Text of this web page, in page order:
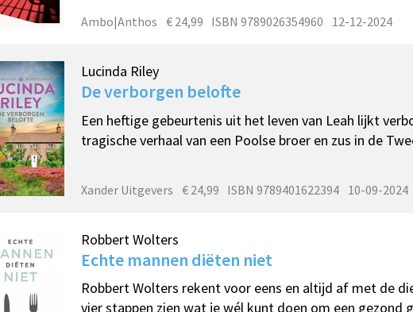
Ambo|Anthos € 24,99 ISBN 9789026354960 12-12-2024
Lucinda Riley
De verborgen belofte
Een heftige gebeurtenis uit het leven van Leah lijkt
tragische verhaal van een Poolse broer en zus in de
Xander Uitgevers € 24,99 ISBN 9789401622394 10-09-2024
Robbert Wolters
Echte mannen diëten niet
Robbert Wolters rekent voor eens en altijd af met de
vier stappen zien wat je wél kunt doen om een gezond